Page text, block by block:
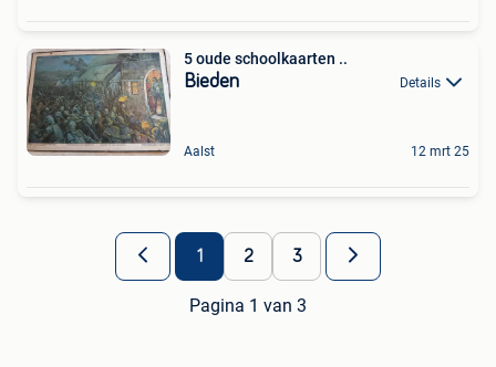
5 oude schoolkaarten ..
Bieden Details
Aalst 12 mrt 25
1 2 3
Pagina 1 van 3